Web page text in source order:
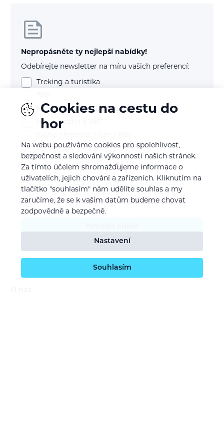
Nepropásněte ty nejlepší nabídky!
Odebírejte newsletter na míru vašich preferencí:
Treking a turistika
Kolo (mtb, gravel, silnice)
Horolezectví a VHT
E-mail
Souhlasím sezpracováním osobních údajů
Cookies na cestu do
hor
Na webu používáme cookies pro spolehlivost,
bezpečnost a sledování výkonnosti našich stránek.
Za tímto účelem shromažďujeme informace o
uživatelích, jejich chování a zařízeních. Kliknutím na
tlačítko "souhlasím" nám udělíte souhlas a my
zaručíme, že se k vašim datům budeme chovat
zodpovědně a bezpečně.
Nastavení
Souhlasím